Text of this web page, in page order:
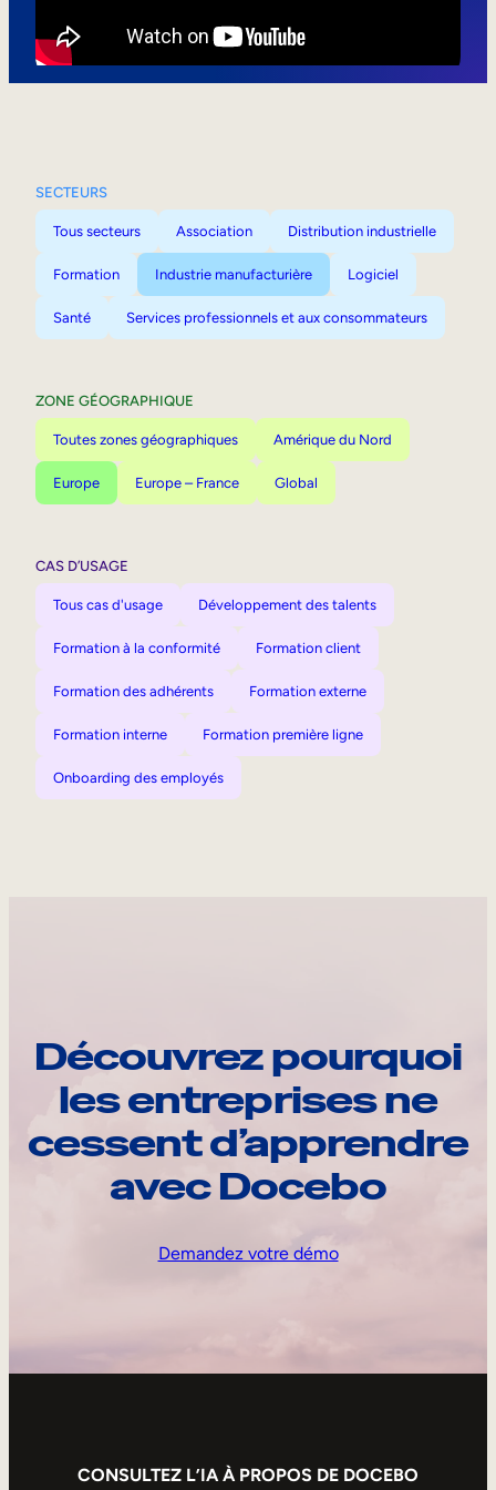
SECTEURS
Tous secteurs Association Distribution industrielle
Formation Industrie manufacturière Logiciel
Santé Services professionnels et aux consommateurs
ZONE GÉOGRAPHIQUE
Toutes zones géographiques Amérique du Nord
Europe Europe – France Global
CAS D’USAGE
Tous cas d'usage Développement des talents
Formation à la conformité Formation client
Formation des adhérents Formation externe
Formation interne Formation première ligne
Onboarding des employés
Découvrez pourquoi
les entreprises ne
cessent d’apprendre
avec Docebo
Demandez votre démo
CONSULTEZ L’IA À PROPOS DE DOCEBO